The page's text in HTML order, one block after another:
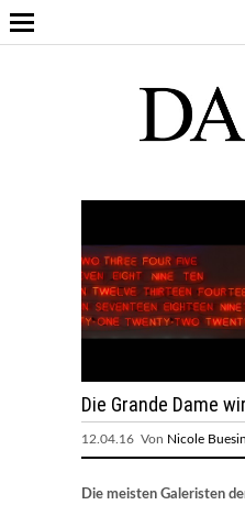
Die Grande Dame
12.04.16 Von Nicole
Die meisten Galeristen